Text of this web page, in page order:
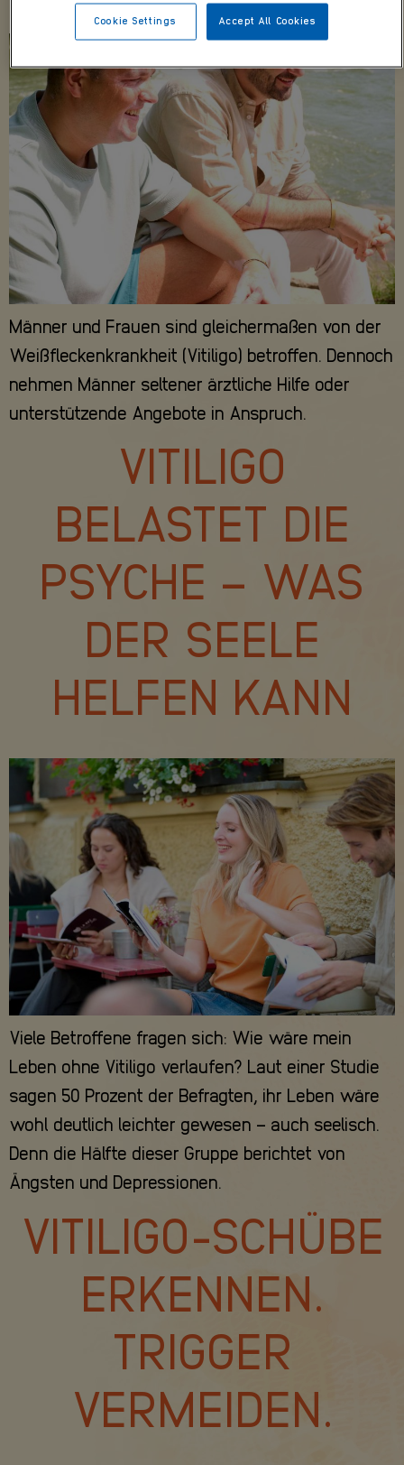
Männer und Frauen sind gleichermaßen von der
Weißfleckenkrankheit (Vitiligo) betroffen. Dennoch
nehmen Männer seltener ärztliche Hilfe oder
unterstützende Angebote in Anspruch.
VITILIGO
BELASTET DIE
PSYCHE – WAS
DER SEELE
HELFEN KANN
Viele Betroffene fragen sich: Wie wäre mein
Leben ohne Vitiligo verlaufen? Laut einer Studie
sagen 50 Prozent der Befragten, ihr Leben wäre
wohl deutlich leichter gewesen – auch seelisch.
Denn die Hälfte dieser Gruppe berichtet von
Ängsten und Depressionen.
VITILIGO-SCHÜBE
ERKENNEN.
TRIGGER
VERMEIDEN.
Accept All Cookies
Cookie Settings